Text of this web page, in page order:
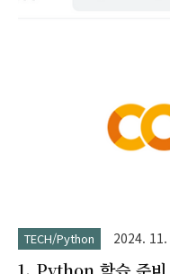
TECH/Python 2024. 11.